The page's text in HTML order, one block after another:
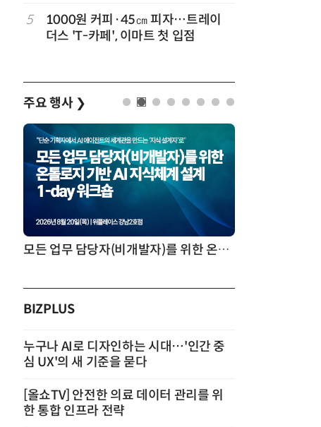
5
1000원 커피·45㎝ 피자…트레이
더스 'T-카페', 이마트 첫 입점
주요 행사 ❯
모든 업무 담당자(비개발자)를 위한 온톨로지 기반 AI 지식체계 설계 1-day 워크숍
BIZPLUS
누구나 AI로 디자인하는 시대…'인간 중
심 UX'의 새 기준을 묻다
[올쇼TV] 안전한 의료 데이터 관리를 위
한 통합 인프라 전략